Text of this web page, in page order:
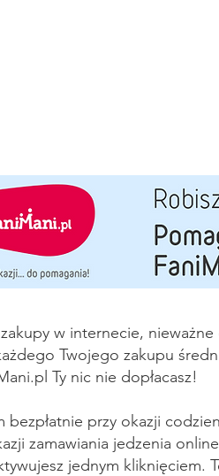
w internecie,
Twojego zakupu
Ty nic nie dopłacasz!
bezpłatnie przy okazji
zamawiania jedzenia
jednym kliknięciem.